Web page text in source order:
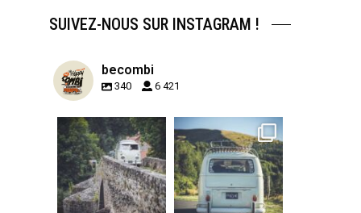
SUIVEZ-NOUS SUR INSTAGRAM !
becombi
340 6 421
becombi
Sep 15
becombi
Sep 12